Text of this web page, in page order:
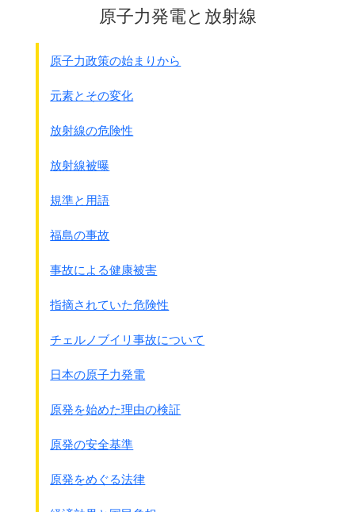
青壮年はすべて敗残兵又は便衣兵とみなし
● 第9師団歩兵第7連隊の命令
14日午後1時40分(安全区を担当)
各隊の俘虜はその掃蕩地区内の
1ｹ所に収容すべし
これに対する食料は師団に請求すべ
し
注：この時点(14日午後1時)ではまだ
殺害せず監禁していただけでしょう
● 同連隊 15日午後8時30分の連隊命令
(歩作命甲第111号 原文カナ)南京戦史資料集よ
り
1. 本15日まで捕獲したる俘虜を
調査せし所によれば殆ど下士官兵のみにて
将校は認められざる状況なり
将校は便衣に変え難民地区に
潜在しあるが如し
1. 連隊は明16日全力を難民区に指向し
徹底的に敗残兵を捕捉
各大隊は明16日早朝よりその
担任する掃蕩地区内の掃蕩、
特に難民地区掃蕩を続行
● 同連隊長 伊佐一男日記 12月16日
3日間にわたる掃蕩にて
6500を厳重処分
●陸支密第198号支那駐屯軍参謀長宛
1937年8月5日
現下の情勢において帝国は
対支全面戦争を為しあらざるをもって
｢陸戦の法規慣例に関する条約
その他交戦法規に関する諸条約｣の
具体的事項を悉く適用して
行動することは適当ならず(原文カナ)
また中国人に対する差別意識もかなりありました
●陸軍歩兵学校｢対支那軍戦闘法の研究｣の項目｢捕虜の処
置｣
1933年(原文カナ)
支那人は戸籍法完全ならざるのみならず、
特に兵員は浮浪者多く
その存在の確認せられあるものは少なきをもって、
仮にこれを殺害又は他の地方に放つも世間的に問題にな
ること無し
1 簡単に毒ガスを使用した (別の原稿に詳しく書きました)
1 報復や見せしめのために住民虐殺や部落の焼き討ちを日
常的に行なった
1 強姦や慰安婦の強制連行が行なわれた
原子力発電と放射線
原子力政策の始まりから
元素とその変化
放射線の危険性
放射線被曝
規準と用語
福島の事故
事故による健康被害
指摘されていた危険性
チェルノブイリ事故について
日本の原子力発電
原発を始めた理由の検証
原発の安全基準
原発をめぐる法律